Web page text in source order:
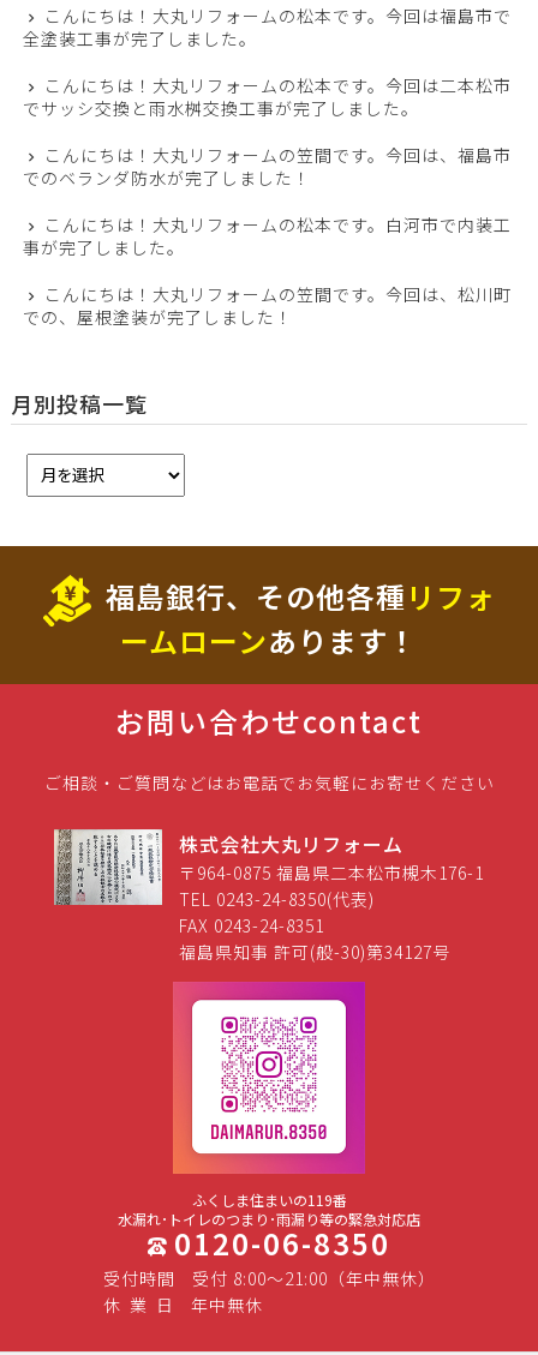
こんにちは！大丸リフォームの松本です。今回は福島市で
全塗装工事が完了しました。
こんにちは！大丸リフォームの松本です。今回は二本松市
でサッシ交換と雨水桝交換工事が完了しました。
こんにちは！大丸リフォームの笠間です。今回は、福島市
でのベランダ防水が完了しました！
こんにちは！大丸リフォームの松本です。白河市で内装工
事が完了しました。
こんにちは！大丸リフォームの笠間です。今回は、松川町
での、屋根塗装が完了しました！
月別投稿一覧
福島銀行、その他各種 リフォ
ームローンあります！
お問い合わせcontact
ご相談・ご質問などはお電話でお気軽にお寄せください
株式会社大丸リフォーム
〒964-0875 福島県二本松市槻木176-1
TEL 0243-24-8350(代表)
FAX 0243-24-8351
福島県知事 許可(般-30)第34127号
ふくしま住まいの119番
水漏れ･トイレのつまり･雨漏り等の緊急対応店
0120-06-8350
受付時間
受付 8:00～21:00（年中無休）
休 業 日 年中無休